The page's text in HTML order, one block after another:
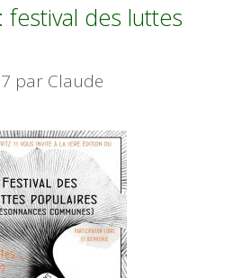
festival des luttes
par Claude